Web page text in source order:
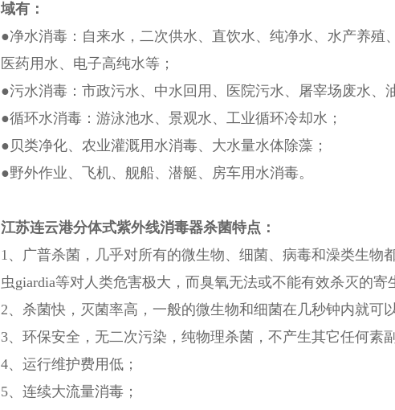
域有：
●净水消毒：自来水，二次供水、直饮水、纯净水、水产养殖
医药用水、电子高纯水等；
●污水消毒：市政污水、中水回用、医院污水、屠宰场废水、
●循环水消毒：游泳池水、景观水、工业循环冷却水；
●贝类净化、农业灌溉用水消毒、大水量水体除藻；
●野外作业、飞机、舰船、潜艇、房车用水消毒。
江苏连云港分体式紫外线消毒器杀菌特点：
1、广普杀菌，几乎对所有的微生物、细菌、病毒和澡类生物
虫giardia等对人类危害极大，而臭氧无法或不能有效杀灭的寄
2、杀菌快，灭菌率高，一般的微生物和细菌在几秒钟内就可
3、环保安全，无二次污染，纯物理杀菌，不产生其它任何素
4、运行维护费用低；
5、连续大流量消毒；